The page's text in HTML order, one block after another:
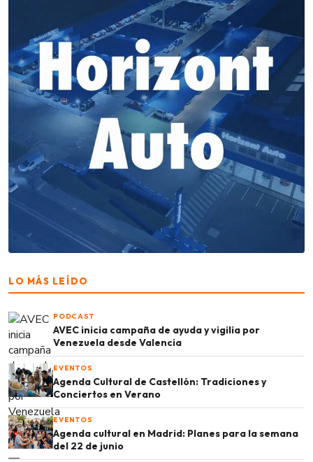
LO MÁS LEÍDO
PODCAST
AVEC inicia campaña de ayuda y vigilia por
Venezuela desde Valencia
EVENTOS
Agenda Cultural de Castellón: Tradiciones y
Conciertos en Verano
EVENTOS
Agenda cultural en Madrid: Planes para la semana
del 22 de junio